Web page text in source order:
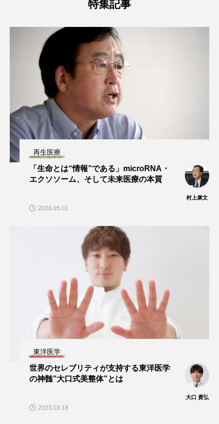
特集記事
再生医療
「生命とは“情報”である」microRNA・
エクソソーム、そして未来医療の本質
村上康文
2026.05.01
東洋医学
世界のセレブリティが支持する東洋医学
の神髄”大口式美整体”とは
大口 貴弘
2023.03.18